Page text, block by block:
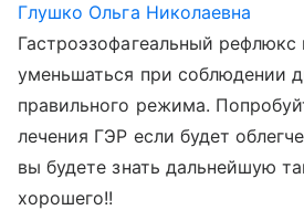
Глушко Ольга Николаевна
Гастроэзофагеальный
уменьшаться при соблюдении
правильного режима.
лечения ГЭР если будет
вы будете знать дальнейшую
хорошего!!